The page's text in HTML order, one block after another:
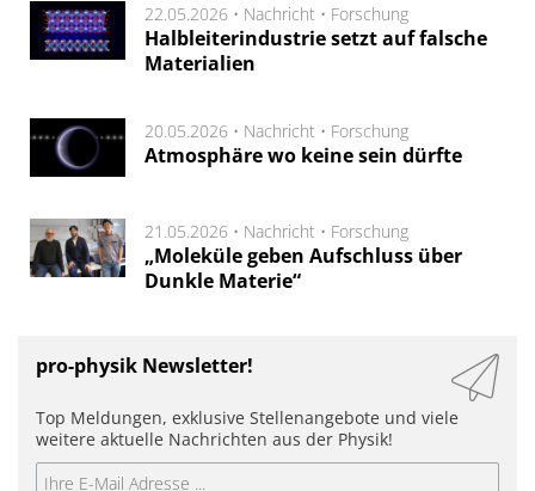
22.05.2026 • Nachricht • Forschung
Halbleiterindustrie setzt auf falsche
Materialien
20.05.2026 • Nachricht • Forschung
Atmosphäre wo keine sein dürfte
21.05.2026 • Nachricht • Forschung
„Moleküle geben Aufschluss über
Dunkle Materie“
pro-physik Newsletter!
Top Meldungen, exklusive Stellenangebote und viele
weitere aktuelle Nachrichten aus der Physik!